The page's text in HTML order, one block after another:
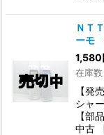
ＮＴ
ーモ
1,580
在庫
【
シャ
【
中古